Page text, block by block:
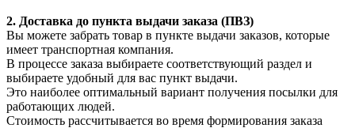
2. Доставка до пункта выдачи заказа (ПВЗ)
Вы можете забрать товар в пункте выдачи заказов, которые
имеет транспортная компания.
В процессе заказа выбираете соответствующий раздел и
выбираете удобный для вас пункт выдачи.
Это наиболее оптимальный вариант получения посылки для
работающих людей.
Стоимость рассчитывается во время формирования заказа